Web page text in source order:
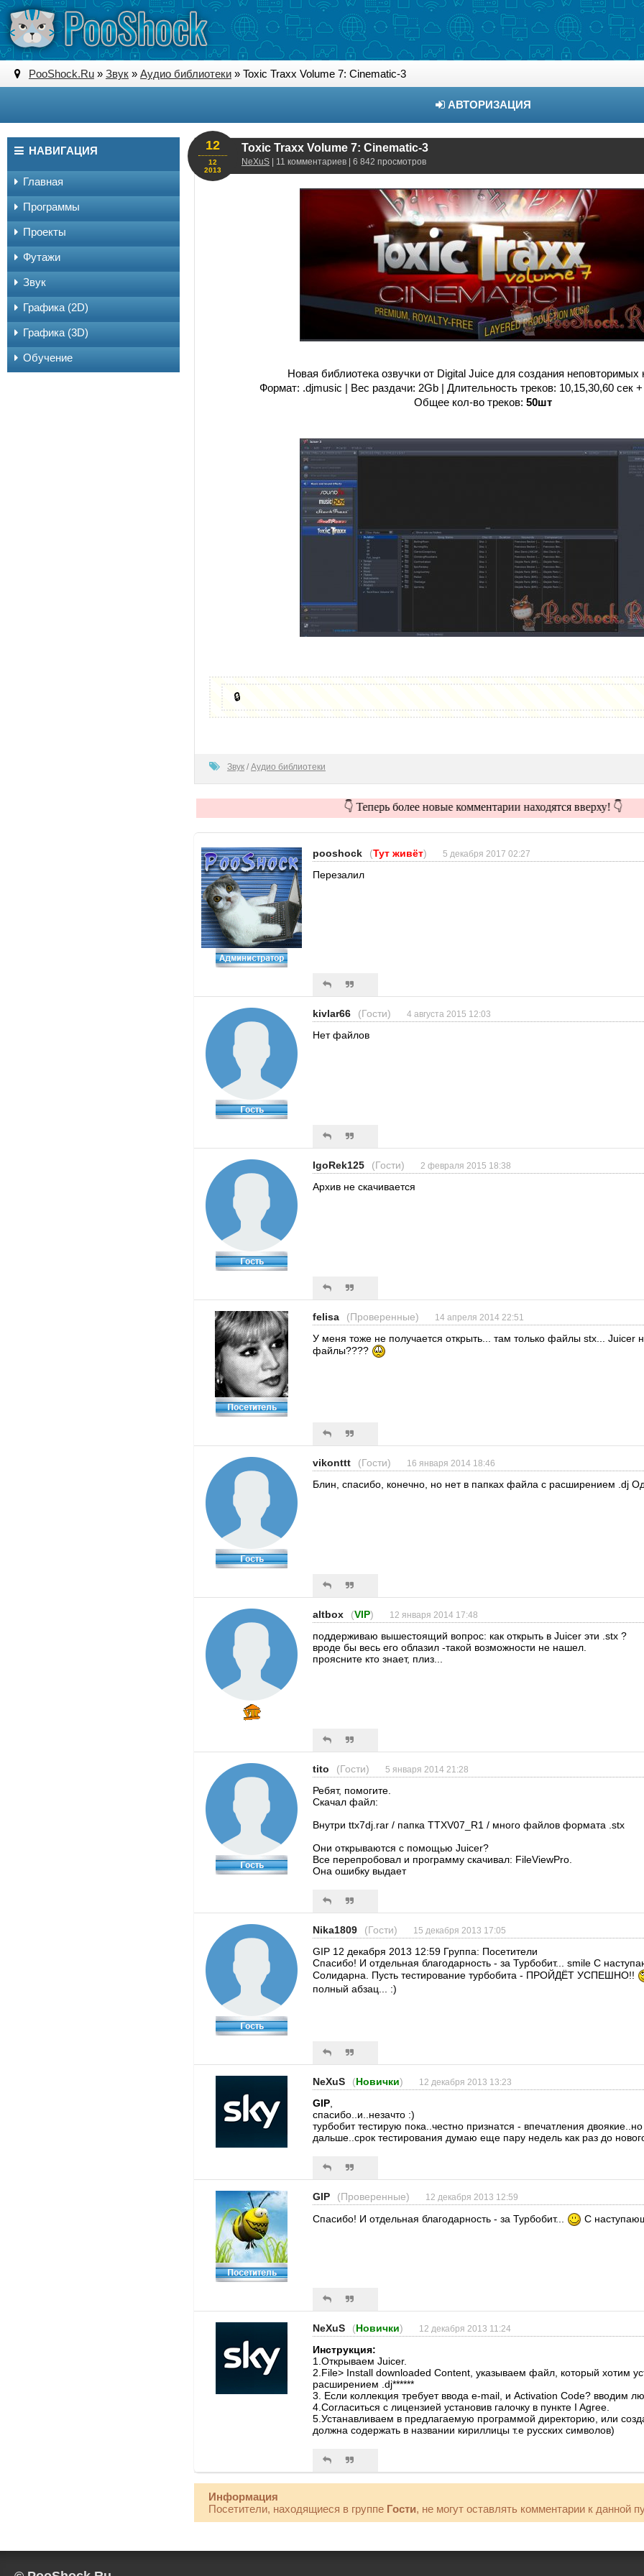
PooShock.Ru » Звук » Аудио библиотеки » Toxic Traxx Volume 7: Cinematic-3
АВТОРИЗАЦИЯ
Toxic Traxx Volume 7: Cinematic-3
NeXuS | 11 комментариев | 6 842 просмотров
12
12
2013
Новая библиотека озвучки от Digital Juice для создания неповторимых
Формат: .djmusic | Вес раздачи: 2Gb | Длительность треков: 10,15,30,60 сек
Общее кол-во треков: 50шт
🔒
Звук / Аудио библиотеки
👇 Теперь более новые комментарии находятся вверху! 👇
pooshock (Тут живёт) 5 декабря 2017 02:27
Перезалил
kivlar66 (Гости) 4 августа 2015 12:03
Нет файлов
IgoRek125 (Гости) 2 февраля 2015 18:38
Архив не скачивается
felisa (Проверенные) 14 апреля 2014 22:51
У меня тоже не получается открыть... там только файлы stx... Juicer
файлы????
vikonttt (Гости) 16 января 2014 18:46
Блин, спасибо, конечно, но нет в папках файла с расширением .dj
altbox (VIP) 12 января 2014 17:48
поддерживаю вышестоящий вопрос: как открыть в Juicer эти .stx ?
вроде бы весь его облазил -такой возможности не нашел.
проясните кто знает, плиз...
tito (Гости) 5 января 2014 21:28
Ребят, помогите.
Скачал файл:
Внутри ttx7dj.rar / папка TTXV07_R1 / много файлов формата .stx
Они открываются с помощью Juicer?
Все перепробовал и программу скачивал: FileViewPro.
Она ошибку выдает
Nika1809 (Гости) 15 декабря 2013 17:05
GIP 12 декабря 2013 12:59 Группа: Посетители
Спасибо! И отдельная благодарность - за Турбобит... smile С
Солидарна. Пусть тестирование турбобита - ПРОЙДЁТ УСПЕШНО!!
полный абзац... :)
NeXuS (Новички) 12 декабря 2013 13:23
GIP
спасибо..и..незачто :)
турбобит тестирую пока..честно признатся - впечатления
дальше..срок тестирования думаю еще пару недель как раз до
GIP (Проверенные) 12 декабря 2013 12:59
Спасибо! И отдельная благодарность - за Турбобит... С
NeXuS (Новички) 12 декабря 2013 11:24
Инструкция:
1.Открываем Juicer.
2.File> Install downloaded Content, указываем файл, который хотим
расширением .dj******
3. Если коллекция требует ввода e-mail, и Activation Code? вводим
4.Согласиться с лицензией установив галочку в пункте I Agree.
5.Устанавливаем в предлагаемую программой директорию, или
должна содержать в названии кириллицы т.е русских символов)
Информация
Посетители, находящиеся в группе Гости, не могут оставлять комментарии к данной
НАВИГАЦИЯ
Главная
Программы
Проекты
Футажи
Звук
Графика (2D)
Графика (3D)
Обучение